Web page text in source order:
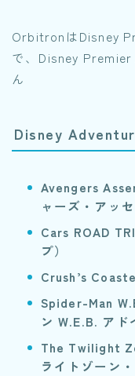
OrbitronはDisney
で、Disney
ん
Disney
Avengers
ャーズ・アッ
Cars ROAD
プ）
Crush’s
Spider-Man
ン W.E.B. アド
The Twilight
ライトゾーン